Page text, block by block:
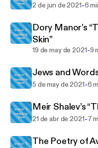
2 de jun de 2021-6
Dory Manor’s
Skin”
19 de may de 2021-9
Jews and
5 de may de 2021-6
Meir Shalev’s
21 de abr de 2021-7
The Poetry of